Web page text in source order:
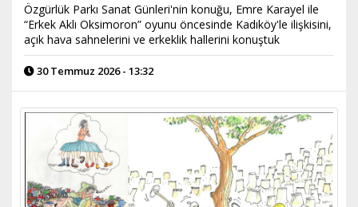
Özgürlük Parkı Sanat Günleri'nin konuğu, Emre Karayel ile
“Erkek Aklı Oksimoron” oyunu öncesinde Kadıköy'le ilişkisini,
açık hava sahnelerini ve erkeklik hallerini konuştuk
30 Temmuz 2026 - 13:32